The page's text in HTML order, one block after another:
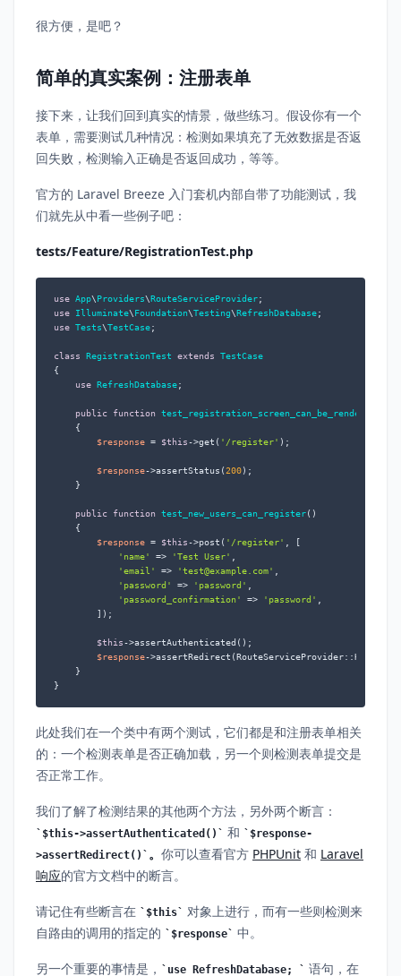
很方便，是吧？
简单的真实案例：注册表单
接下来，让我们回到真实的情景，做些练习。假设你有一个
表单，需要测试几种情况：检测如果填充了无效数据是否返
回失败，检测输入正确是否返回成功，等等。
官方的 Laravel Breeze 入门套机内部自带了功能测试，我
们就先从中看一些例子吧：
tests/Feature/RegistrationTest.php
use App\ Providers\RouteServiceProvider
use
Illuminate\ Foundation\Testing\RefreshDatabase
use Tests\TestCase;
class RegistrationTest extends
TestCase
{
use RefreshDatabase;
public function test_registration_screen_can_be_rendered
{
$response = $this->get( '/register' );
$response->assertStatus(200);
    }
public function test_new_users_can_register( )
{
$response = $this->post( '/register'
, [
'name'
=> 'Test User'
'email'
=> 'test@example.com'
'password'
=> 'password'
'password_confirmation'
=> 'password'
        ]);
$this->assertAuthenticated();
$response->assertRedirect(RouteServiceProvider::HOME);
    }
}
此处我们在一个类中有两个测试，它们都是和注册表单相关
的：一个检测表单是否正确加载，另一个则检测表单提交是
否正常工作。
我们了解了检测结果的其他两个方法，另外两个断言：
$this->assertAuthenticated() 和
$response-
>assertRedirect()
。 你可以查看官方 PHPUnit 和 Laravel
响应的官方文档中的断言。
请记住有些断言在 $this
对象上进行，而有一些则检测来
自路由的调用的指定的
$response 中。
另一个重要的事情是， use RefreshDatabase;
语句，在